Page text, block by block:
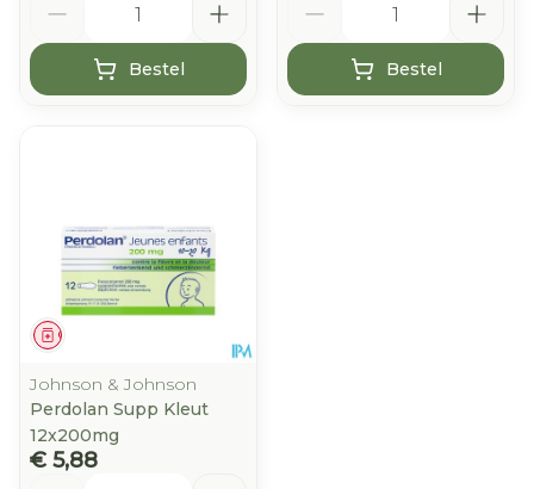
Bestel Bestel
Geneesmiddel
Johnson & Johnson
Perdolan Supp Kleut
12x200mg
€ 5,88